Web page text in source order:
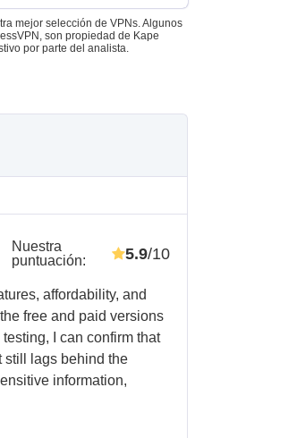
mejor selección de VPNs. Algunos
son propiedad de Kape
por parte del analista.
Nuestra
puntuación: 5.9/10
affordability, and
free and paid versions
I can confirm that
still lags behind the
information,